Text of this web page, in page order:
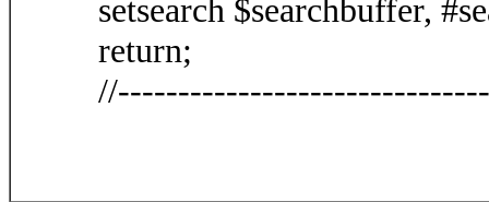
setsearch $searchbuffer,
return;